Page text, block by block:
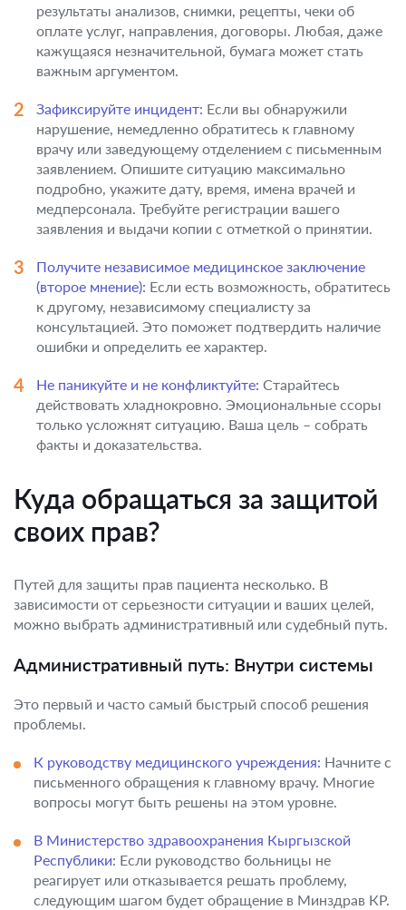
результаты анализов, снимки, рецепты, чеки об
оплате услуг, направления, договоры. Любая, даже
кажущаяся незначительной, бумага может стать
важным аргументом.
Зафиксируйте инцидент: Если вы обнаружили
нарушение, немедленно обратитесь к главному
врачу или заведующему отделением с письменным
заявлением. Опишите ситуацию максимально
подробно, укажите дату, время, имена врачей и
медперсонала. Требуйте регистрации вашего
заявления и выдачи копии с отметкой о принятии.
Получите независимое медицинское заключение
(второе мнение): Если есть возможность, обратитесь
к другому, независимому специалисту за
консультацией. Это поможет подтвердить наличие
ошибки и определить ее характер.
Не паникуйте и не конфликтуйте: Старайтесь
действовать хладнокровно. Эмоциональные ссоры
только усложнят ситуацию. Ваша цель – собрать
факты и доказательства.
Куда обращаться за защитой
своих прав?
Путей для защиты прав пациента несколько. В
зависимости от серьезности ситуации и ваших целей,
можно выбрать административный или судебный путь.
Административный путь: Внутри системы
Это первый и часто самый быстрый способ решения
проблемы.
К руководству медицинского учреждения: Начните с
письменного обращения к главному врачу. Многие
вопросы могут быть решены на этом уровне.
В Министерство здравоохранения Кыргызской
Республики: Если руководство больницы не
реагирует или отказывается решать проблему,
следующим шагом будет обращение в Минздрав КР.